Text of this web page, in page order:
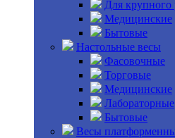
Для крупного
Медицинские
Бытовые
Настольные весы
Фасовочные
Торговые
Медицинские
Лабораторные
Бытовые
Весы